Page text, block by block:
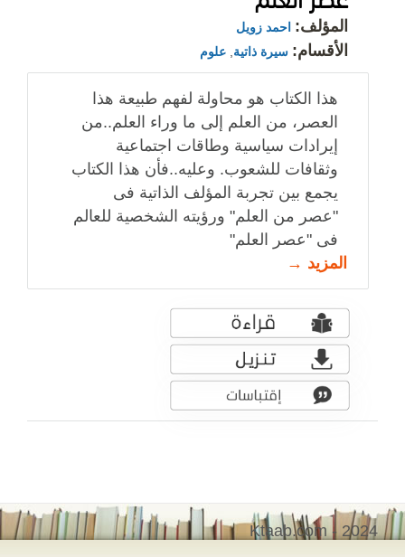
المؤلف: احمد زويل
الأقسام: سيرة ذاتية علوم
هذا الكتاب هو محاولة لفهم طبيعة هذا
العصر، من العلم إلى ما وراء العلم..من
إيرادات سياسية وطاقات اجتماعية
وثقافات للشعوب. وعليه..فأن هذا الكتاب
يجمع بين تجربة المؤلف الذاتية فى
"عصر من العلم" ورؤيته الشخصية للعالم
فى "عصر العلم"
المزيد →
Ktaab.com - 2024